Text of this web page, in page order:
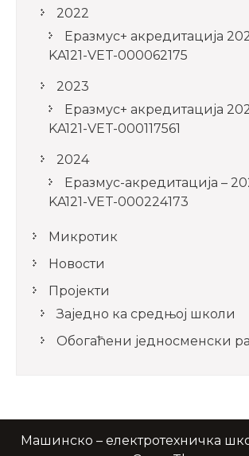
2022
Еразмус+ акредитација
KA121-VET-000062175
2023
Еразмус+ акредитација
KA121-VET-000117561
2024
Еразмус-акредитација –
KA121-VET-000224173
Микротик
Новости
Пројекти
Заједно ка средњој школи
Обогаћени једносменски
Машинско – електротехничка